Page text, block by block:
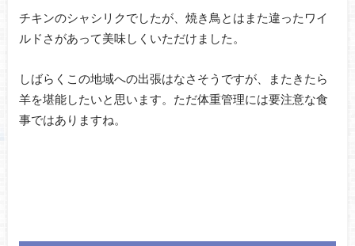
チキンのシャシリクでしたが、焼き鳥とはまた違ったワイ
ルドさがあって美味しくいただけました。
しばらくこの地域への出張はなさそうですが、またきたら
羊を堪能したいと思います。ただ体重管理には要注意な食
事ではありますね。